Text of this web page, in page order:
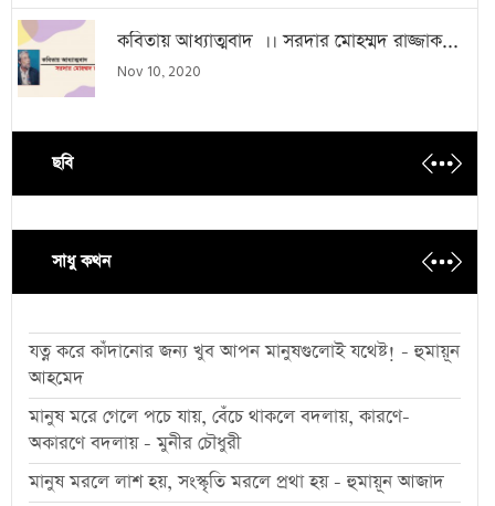
কবিতায় আধ্যাত্মবাদ ।। সরদার মোহম্মদ রাজ্জাক...
Nov 10, 2020
ছবি
সাধু কথন
যত্ন করে কাঁদানোর জন্য খুব আপন মানুষগুলোই যথেষ্ট! - হুমায়ূন
আহমেদ
মানুষ মরে গেলে পচে যায়, বেঁচে থাকলে বদলায়, কারণে-
অকারণে বদলায় - মুনীর চৌধুরী
মানুষ মরলে লাশ হয়, সংস্কৃতি মরলে প্রথা হয় - হুমায়ূন আজাদ